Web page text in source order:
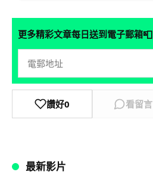
更多精彩文章每日送到電子郵箱📮
讚好0 看留言
最新影片